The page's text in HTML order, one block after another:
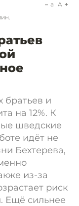
a A
братьев и
на 12%. К
шведские
идёт не
Бехтерева,
из-за
риск
Ещё сильнее